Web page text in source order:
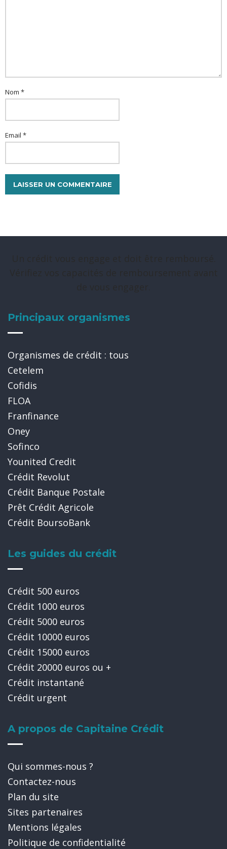
Nom *
Email *
Principaux organismes
Organismes de crédit : tous
Cetelem
Cofidis
FLOA
Franfinance
Oney
Sofinco
Younited Credit
Crédit Revolut
Crédit Banque Postale
Prêt Crédit Agricole
Crédit BoursoBank
Les guides du crédit
Crédit 500 euros
Crédit 1000 euros
Crédit 5000 euros
Crédit 10000 euros
Crédit 15000 euros
Crédit 20000 euros ou +
Crédit instantané
Crédit urgent
A propos de Capitaine Crédit
Qui sommes-nous ?
Contactez-nous
Plan du site
Sites partenaires
Mentions légales
Politique de confidentialité